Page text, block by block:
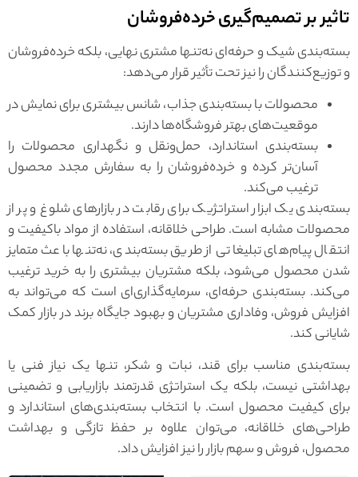
تاثیر بر تصمیم‌گیری خرده‌فروشان
بسته‌بندی شیک و حرفه‌ای نه‌تنها مشتری نهایی، بلکه خرده‌فروشان
و توزیع‌کنندگان را نیز تحت تأثیر قرار می‌دهد:
محصولات با بسته‌بندی جذاب، شانس بیشتری برای نمایش در
موقعیت‌های بهتر فروشگاه‌ها دارند.
بسته‌بندی استاندارد، حمل‌ونقل و نگهداری محصولات را
آسان‌تر کرده و خرده‌فروشان را به سفارش مجدد محصول
ترغیب می‌کند.
بسته‌بندی یک ابزار استراتژیک برای رقابت در بازارهای شلوغ و پر از
محصولات مشابه است. طراحی خلاقانه، استفاده از مواد باکیفیت و
انتقال پیام‌های تبلیغاتی از طریق بسته‌بندی، نه‌تنها باعث متمایز
شدن محصول می‌شود، بلکه مشتریان بیشتری را به خرید ترغیب
می‌کند. بسته‌بندی حرفه‌ای، سرمایه‌گذاری‌ای است که می‌تواند به
افزایش فروش، وفاداری مشتریان و بهبود جایگاه برند در بازار کمک
شایانی کند.
بسته‌بندی مناسب برای قند، نبات و شکر، تنها یک نیاز فنی یا
بهداشتی نیست، بلکه یک استراتژی قدرتمند بازاریابی و تضمینی
برای کیفیت محصول است. با انتخاب بسته‌بندی‌های استاندارد و
طراحی‌های خلاقانه، می‌توان علاوه بر حفظ تازگی و بهداشت
محصول، فروش و سهم بازار را نیز افزایش داد.